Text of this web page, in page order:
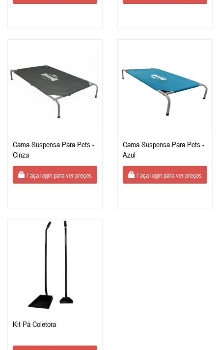
Cama Suspensa Para Pets -
Cinza
Faça login para ver preços
Cama Suspensa Para Pets -
Azul
Faça login para ver preços
Kit Pá Coletora